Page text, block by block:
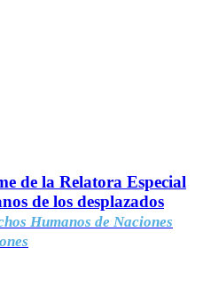
de la Relatora Especial
de los desplazados
Humanos de Naciones